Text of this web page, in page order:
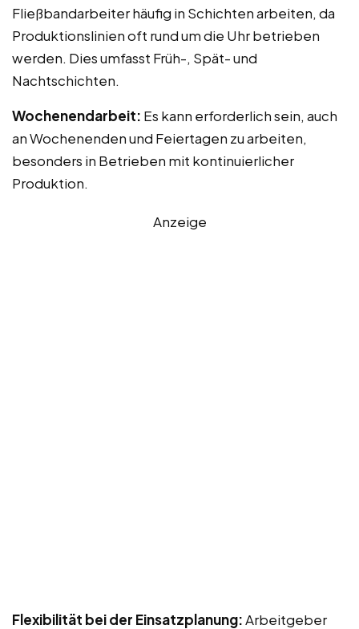
Fließbandarbeiter häufig in Schichten arbeiten, da
Produktionslinien oft rund um die Uhr betrieben
werden. Dies umfasst Früh-, Spät- und
Nachtschichten.
Wochenendarbeit: Es kann erforderlich sein, auch
an Wochenenden und Feiertagen zu arbeiten,
besonders in Betrieben mit kontinuierlicher
Produktion.
Anzeige
Flexibilität bei der Einsatzplanung:Arbeitgeber